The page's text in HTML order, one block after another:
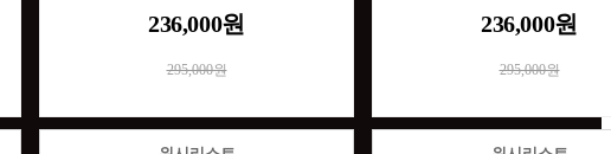
236,000원
295,000원
236,000원
295,000원